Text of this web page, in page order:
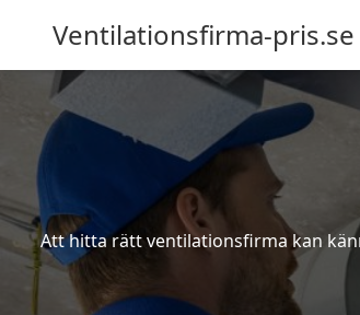
Ventilationsfirma-pris.se
Att hitta rätt ventilationsfirma kan